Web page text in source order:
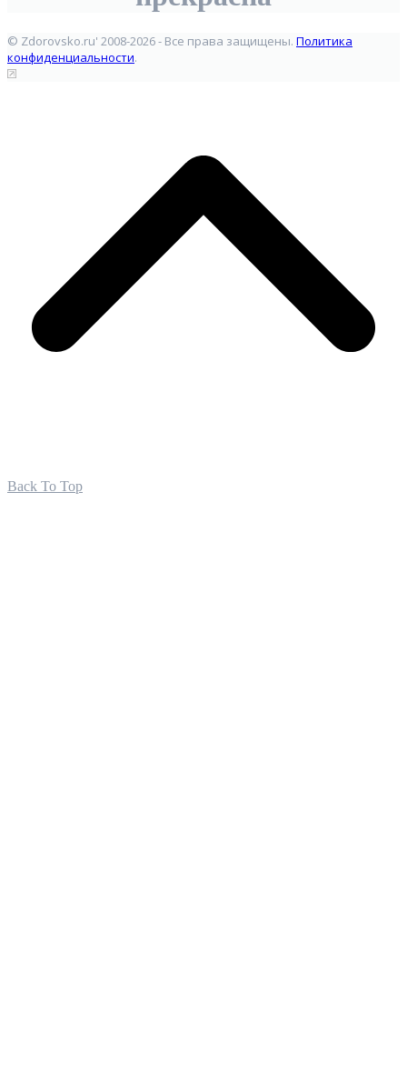
© Zdorovsko.ru' 2008-2026 - Все права защищены. Политика
конфиденциальности.
Back To Top